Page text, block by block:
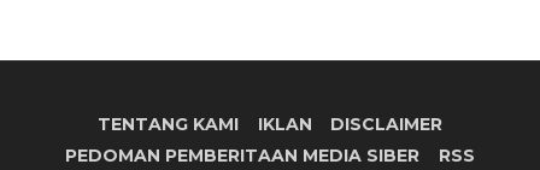
TENTANG KAMI IKLAN
DISCLAIMER
PEDOMAN PEMBERITAAN MEDIA SIBER
RSS